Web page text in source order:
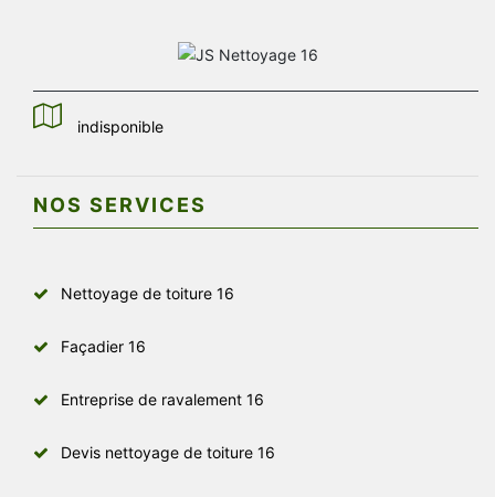
indisponible
NOS SERVICES
Nettoyage de toiture 16
Façadier 16
Entreprise de ravalement 16
Devis nettoyage de toiture 16